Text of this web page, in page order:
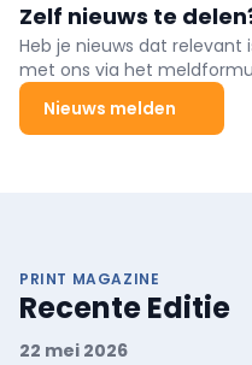
norm. En met welke ingrepen
worden verbeterd?
Zelf nieuws te
Heb je nieuws dat relevant
met ons via het
Nieuws melden
PRINT MAGAZINE
Recente Editie
22 mei 2026